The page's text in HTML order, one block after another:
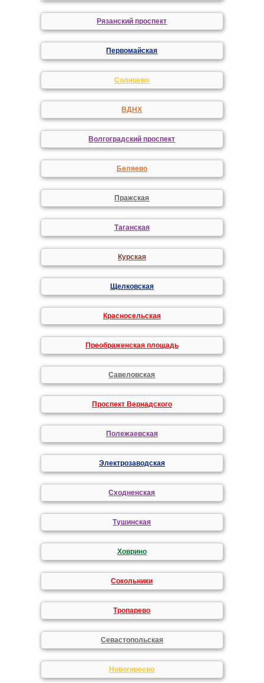
Рязанский проспект
Первомайская
Солнцево
ВДНХ
Волгоградский проспект
Беляево
Пражская
Таганская
Курская
Щелковская
Красносельская
Преображенская площадь
Савеловская
Проспект Вернадского
Полежаевская
Электрозаводская
Сходненская
Тушинская
Ховрино
Сокольники
Тропарево
Севастопольская
Новогиреево